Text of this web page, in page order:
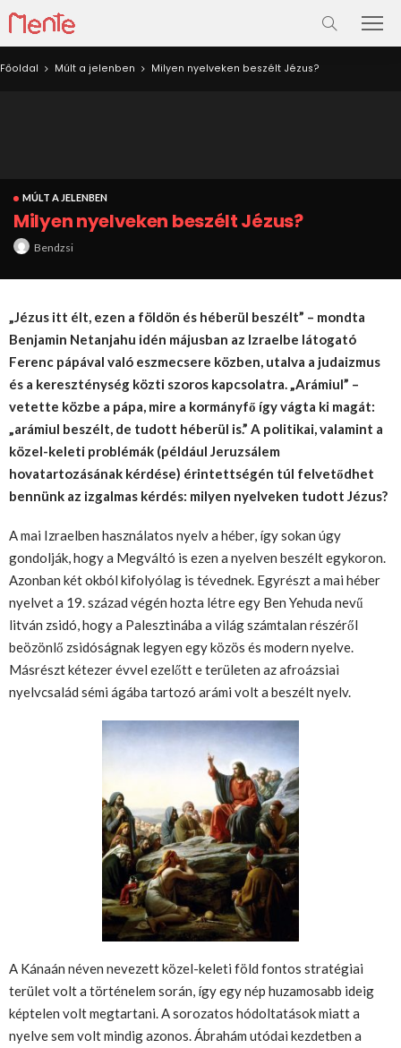
Főoldal Múlt a jelenben Milyen nyelveken beszélt Jézus?
MÚLT A JELENBEN
Milyen nyelveken beszélt Jézus?
Bendzsi
„Jézus itt élt, ezen a földön és héberül beszélt” – mondta
Benjamin Netanjahu idén májusban az Izraelbe látogató
Ferenc pápával való eszmecsere közben, utalva a judaizmus
és a kereszténység közti szoros kapcsolatra. „Arámiul” –
vetette közbe a pápa, mire a kormányfő így vágta ki magát:
„arámiul beszélt, de tudott héberül is.” A politikai, valamint a
közel-keleti problémák (például Jeruzsálem
hovatartozásának kérdése) érintettségén túl felvetődhet
bennünk az izgalmas kérdés: milyen nyelveken tudott Jézus?
A mai Izraelben használatos nyelv a héber, így sokan úgy
gondolják, hogy a Megváltó is ezen a nyelven beszélt egykoron.
Azonban két okból kifolyólag is tévednek. Egyrészt a mai héber
nyelvet a 19. század végén hozta létre egy Ben Yehuda nevű
litván zsidó, hogy a Palesztinába a világ számtalan részéről
beözönlő zsidóságnak legyen egy közös és modern nyelve.
Másrészt kétezer évvel ezelőtt e területen az afroázsiai
nyelvcsalád sémi ágába tartozó arámi volt a beszélt nyelv.
A Kánaán néven nevezett közel-keleti föld fontos stratégiai
terület volt a történelem során, így egy nép huzamosabb ideig
képtelen volt megtartani. A sorozatos hódoltatások miatt a
nyelve sem volt mindig azonos. Ábrahám utódai kezdetben a